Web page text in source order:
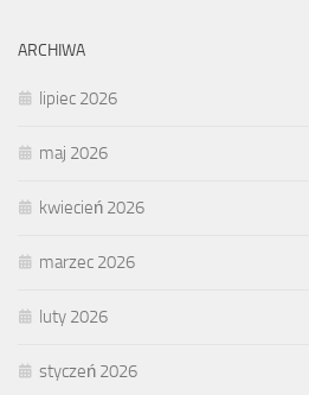
ARCHIWA
lipiec 2026
maj 2026
kwiecień 2026
marzec 2026
luty 2026
styczeń 2026